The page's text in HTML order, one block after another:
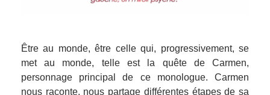
Être au monde, être celle qui, progressivement, se
met au monde, telle est la quête de Carmen,
personnage principal de ce monologue. Carmen
nous raconte, nous partage différentes étapes de sa